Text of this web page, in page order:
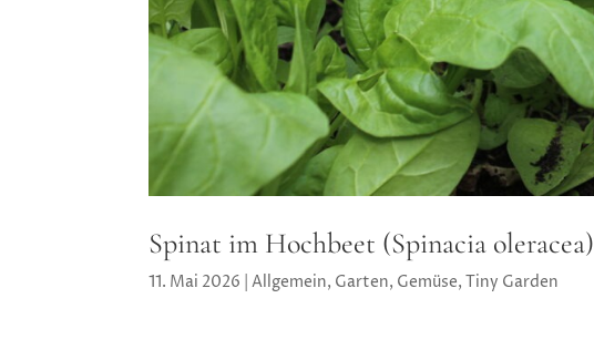
Spinat im Hochbeet (Spinacia oleracea)
11. Mai 2026 |Allgemein, Garten, Gemüse,Tiny Garden